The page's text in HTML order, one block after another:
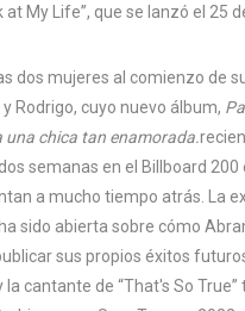
at My Life”, que se lanzó el 25
dos mujeres al comienzo de
Rodrigo, cuyo nuevo álbum,
chica tan enamorada.
semanas en el Billboard 200
a mucho tiempo atrás. La
sido abierta sobre cómo
sus propios éxitos
la cantante de “That's So True”